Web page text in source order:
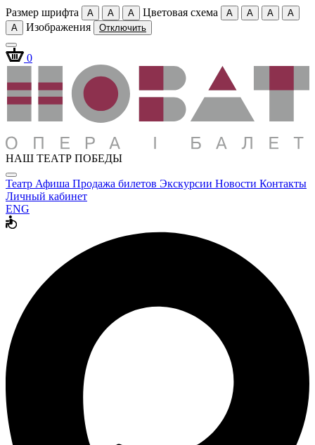
Размер шрифта A A A Цветовая схема A A A
A
A
Изображения Отключить
0
НАШ ТЕАТР ПОБЕДЫ
Театр Афиша Продажа билетов Экскурсии Новости Контакты
Личный кабинет
ENG